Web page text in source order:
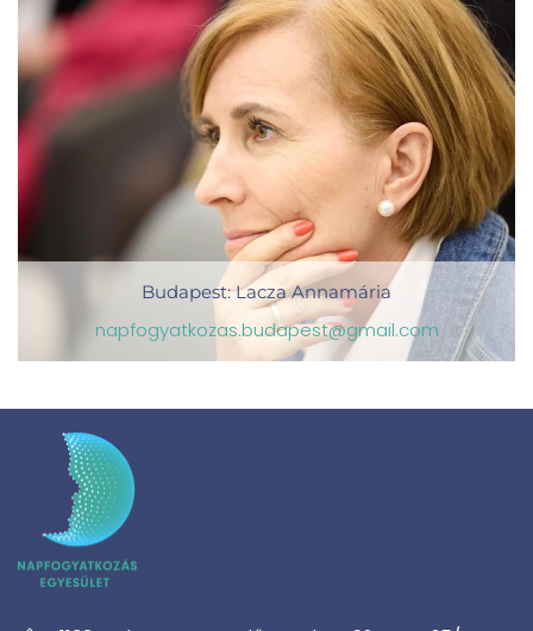
Budapest: Lacza Annamária
napfogyatkozas.budapest@gmail.com